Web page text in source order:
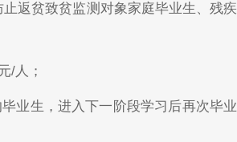
返贫致贫监测对象家庭毕业生、残疾
/人；
业生，进入下一阶段学习后再次毕业